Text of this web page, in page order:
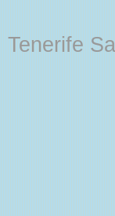
Tenerife